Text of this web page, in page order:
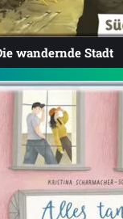
wandernde Stadt